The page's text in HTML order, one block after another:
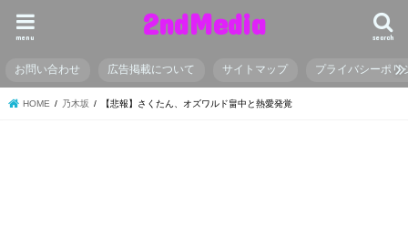
2ndMedia search
menu
お問い合わせ 広告掲載について サイトマップ プライバシーポリ
HOME 乃木坂 【悲報】さくたん、オズワルド畠中と熱愛発覚